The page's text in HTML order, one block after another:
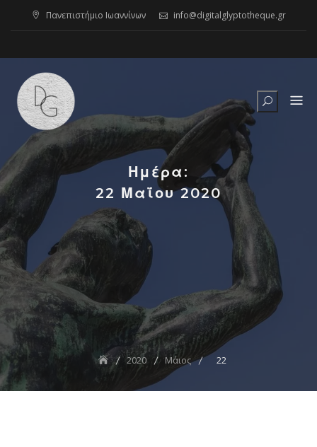
Πανεπιστήμιο Ιωαννίνων info@digitalglyptotheque.gr
Ημέρα:
22 Μαΐου 2020
2020 Μάιος 22